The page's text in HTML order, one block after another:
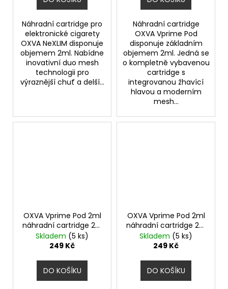
Náhradní cartridge pro
elektronické cigarety
OXVA NeXLIM disponuje
objemem 2ml. Nabídne
inovativní duo mesh
technologii pro
výraznější chuť a delší...
Náhradní cartridge
OXVA Vprime Pod
disponuje základním
objemem 2ml. Jedná se
o kompletně vybavenou
cartridge s
integrovanou žhavící
hlavou a moderním
mesh...
OXVA Vprime Pod 2ml
náhradní cartridge 2ks
odpor 0,4ohm
Skladem (5 ks)
249 Kč
DO KOŠÍKU
OXVA Vprime Pod 2ml
náhradní cartridge 2ks
odpor 0,6ohm
Skladem (5 ks)
249 Kč
DO KOŠÍKU